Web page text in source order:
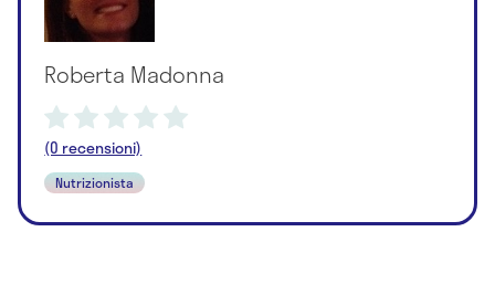
Roberta Madonna
(0 recensioni)
Nutrizionista